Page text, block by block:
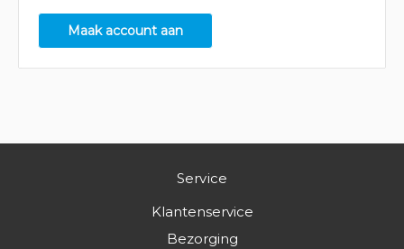
Maak account aan
Service
Klantenservice
Bezorging